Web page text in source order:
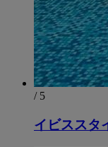
/ 5
イビススタ